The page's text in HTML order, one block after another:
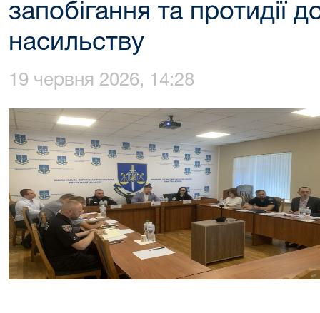
запобігання та протидії
насильству
19 червня 2026, 14:28